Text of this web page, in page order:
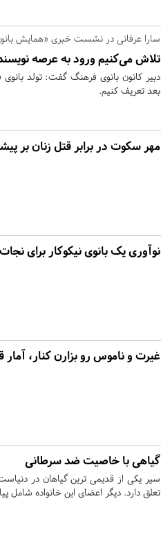
سارا عرفانی در نشست خبری «همایش
تلاش می‌کنیم ورود به عرصه
دبیر کانون بانوی فرهنگ گفت: تولد
بعد تعریف کنیم.
مهر سکوت در برابر قتل زنان بر
نوآوری یک بانوی نیکوکار برای
غیرت و ناموس رو بزارن کنار، آمار
گیاهی با خاصیت ضد سرطانی
تعلق دارد. دیگر اعضای این خانواده شامل